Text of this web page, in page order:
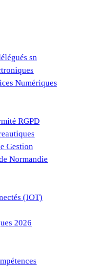
sn
Numériques
RGPD
Gestion
Normandie
(IOT)
2026